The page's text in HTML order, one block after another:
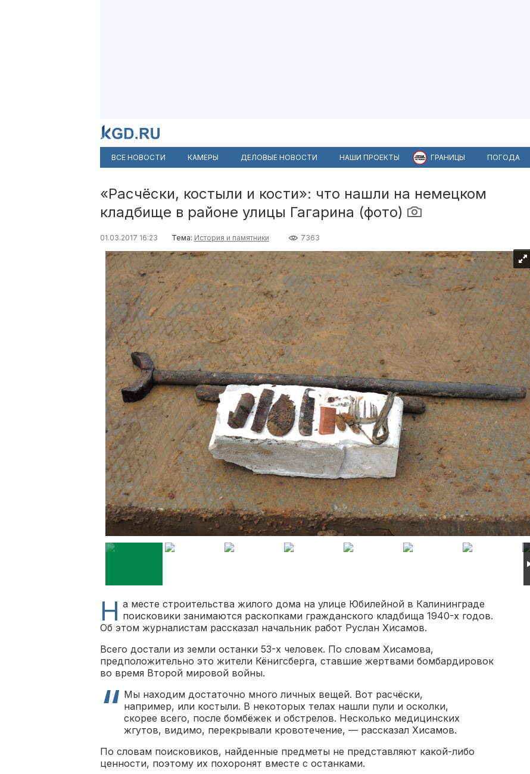
ВСЕ НОВОСТИ КАМЕРЫ ДЕЛОВЫЕ НОВОСТИ НАШИ ПРОЕКТЫ ГРАНИЦЫ ПОГОДА
«Расчёски, костыли и кости»: что нашли на немецком
кладбище в районе улицы Гагарина (фото)
01.03.2017 16:23 Тема: История и памятники 7363
Н а месте строительства жилого дома на улице Юбилейной в Калининграде
поисковики занимаются раскопками гражданского кладбища 1940-х годов.
Об этом журналистам рассказал начальник работ Руслан Хисамов.
Всего достали из земли останки 53-х человек. По словам Хисамова,
предположительно это жители Кёнигсберга, ставшие жертвами бомбардировок
во время Второй мировой войны.
Мы находим достаточно много личных вещей. Вот расчёски,
например, или костыли. В некоторых телах нашли пули и осколки,
скорее всего, после бомбёжек и обстрелов. Несколько медицинских
жгутов, видимо, перекрывали кровотечение, — рассказал Хисамов.
По словам поисковиков, найденные предметы не представляют какой-либо
ценности, поэтому их похоронят вместе с останками.